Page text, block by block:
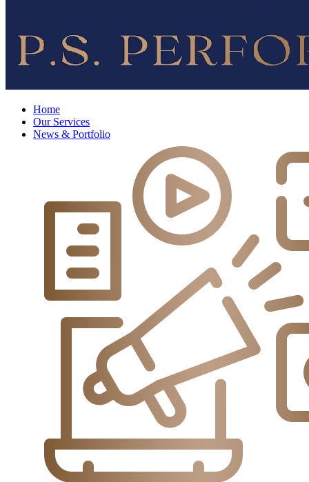
Home
Our Services
News & Portfolio